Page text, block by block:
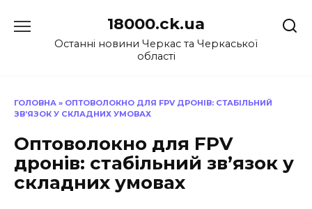
до
18000.ck.ua
Останні новини Черкас та Черкаської
області
ГОЛОВНА » ОПТОВОЛОКНО ДЛЯ FPV ДРОНІВ: СТАБІЛЬНИЙ
ЗВ’ЯЗОК У СКЛАДНИХ УМОВАХ
Оптоволокно для FPV
дронів: стабільний зв’язок у
складних умовах